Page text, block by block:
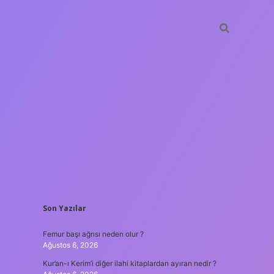
SIDEBAR
Son Yazılar
Femur başı ağrısı neden olur ?
Ağustos 6, 2026
Kur’an-ı Kerim’i diğer ilahi kitaplardan ayıran nedir ?